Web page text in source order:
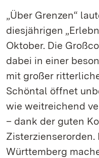
„Über Grenzen“
diesjährigen
Oktober. Die
dabei in einer
mit großer
Schöntal öffnet
wie weitreichend
– dank der guten
Zisterzienserorden.
Württemberg